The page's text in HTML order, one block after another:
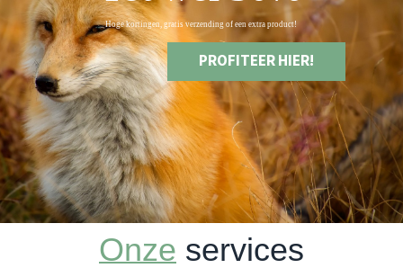
Hoge kortingen, gratis verzending of een extra product!
PROFITEER HIER!
Onze services